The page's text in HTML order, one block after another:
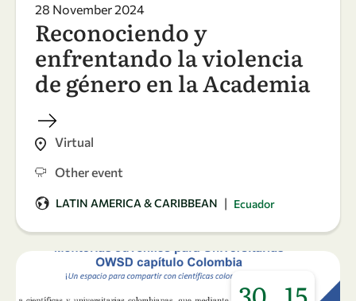
28 November 2024
Reconociendo y
enfrentando la violencia
de género en la Academia
Virtual
Other event
LATIN AMERICA & CARIBBEAN | Ecuador